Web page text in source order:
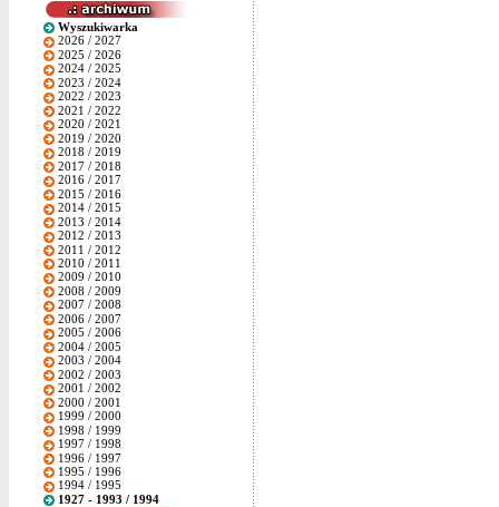
Wyszukiwarka
2026 / 2027
2025 / 2026
2024 / 2025
2023 / 2024
2022 / 2023
2021 / 2022
2020 / 2021
2019 / 2020
2018 / 2019
2017 / 2018
2016 / 2017
2015 / 2016
2014 / 2015
2013 / 2014
2012 / 2013
2011 / 2012
2010 / 2011
2009 / 2010
2008 / 2009
2007 / 2008
2006 / 2007
2005 / 2006
2004 / 2005
2003 / 2004
2002 / 2003
2001 / 2002
2000 / 2001
1999 / 2000
1998 / 1999
1997 / 1998
1996 / 1997
1995 / 1996
1994 / 1995
1927 - 1993 / 1994